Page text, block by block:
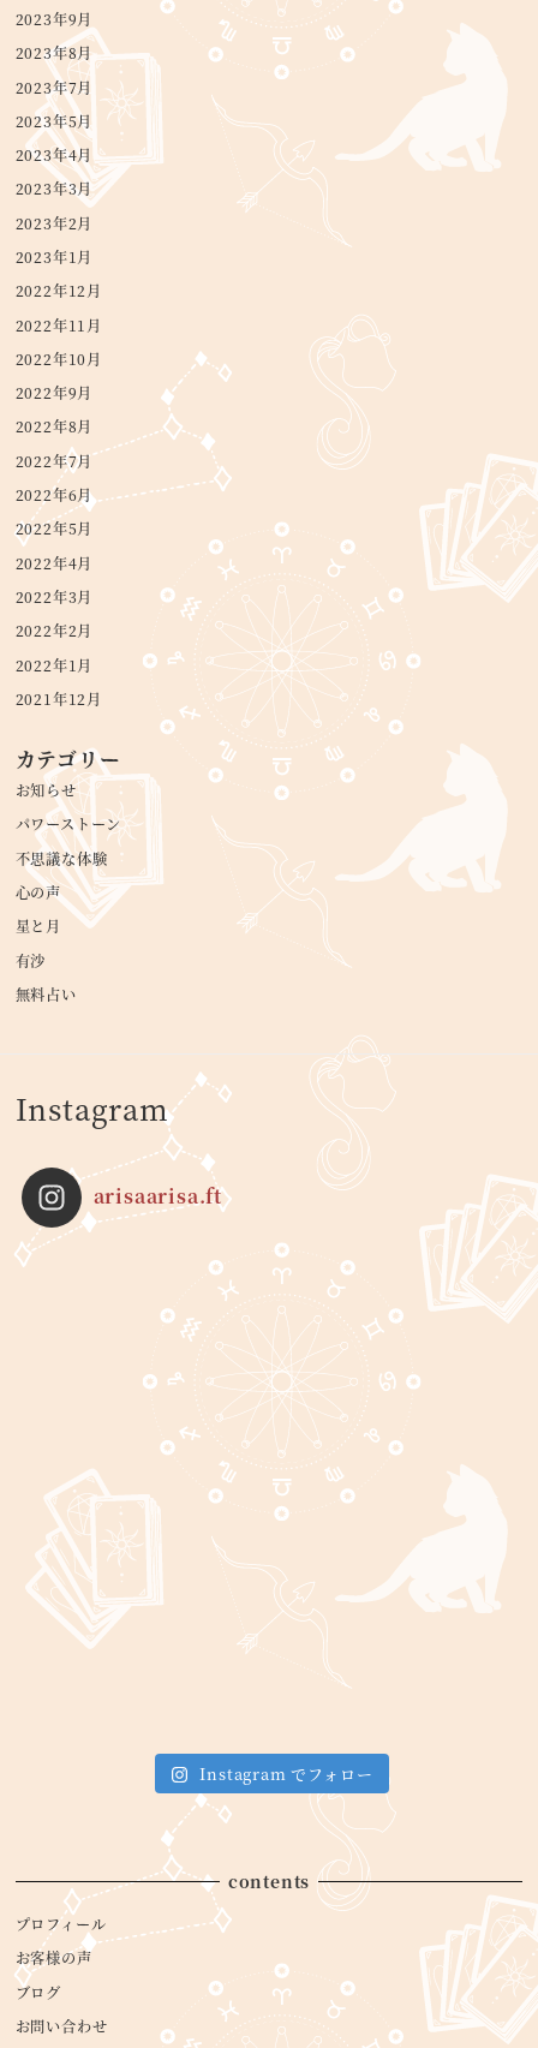
2023年9月
2023年8月
2023年7月
2023年5月
2023年4月
2023年3月
2023年2月
2023年1月
2022年12月
2022年11月
2022年10月
2022年9月
2022年8月
2022年7月
2022年6月
2022年5月
2022年4月
2022年3月
2022年2月
2022年1月
2021年12月
カテゴリー
お知らせ
パワーストーン
不思議な体験
心の声
星と月
有沙
無料占い
Instagram
arisaarisa.ft
Instagram でフォロー
contents
プロフィール
お客様の声
ブログ
お問い合わせ